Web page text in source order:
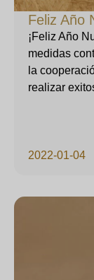
Feliz Año
2022-01-04
¡Feliz Año
medidas
la
realizar